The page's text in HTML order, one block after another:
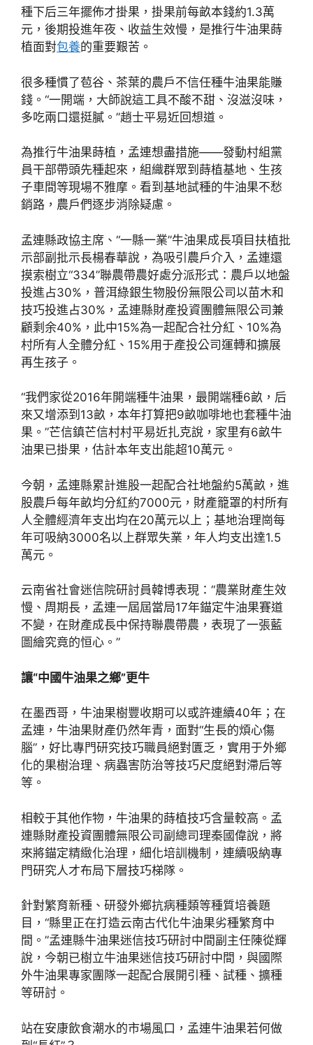
種下后三年擺佈才掛果，掛果前每畝本錢約1.3萬
元，後期投進年夜、收益生效慢，是推行牛油果蒔
植面對包養的重要艱苦。
很多種慣了苞谷、茶葉的農戶不信任種牛油果能賺
錢。“一開端，大師說這工具不酸不甜、沒滋沒味，
多吃兩口還挺膩。”趙士平易近回想道。
為推行牛油果蒔植，孟連想盡措施——發動村組黨
員干部帶頭先種起來，組織群眾到蒔植基地、生孩
子車間等現場不雅摩。看到基地試種的牛油果不愁
銷路，農戶們逐步消除疑慮。
孟連縣政協主席、“一縣一業”牛油果成長項目扶植批
示部副批示長楊春華說，為吸引農戶介入，孟連還
摸索樹立“334”聯農帶農好處分派形式：農戶以地盤
投進占30%，普洱綠銀生物股份無限公司以苗木和
技巧投進占30%，孟連縣財產投資團體無限公司兼
顧剩余40%，此中15%為一起配合社分紅、10%為
村所有人全體分紅、15%用于產投公司運轉和擴展
再生孩子。
“我們家從2016年開端種牛油果，最開端種6畝，后
來又增添到13畝，本年打算把9畝咖啡地也套種牛油
果。”芒信鎮芒信村村平易近扎克說，家里有6畝牛
油果已掛果，估計本年支出能超10萬元。
今朝，孟連縣累計進股一起配合社地盤約5萬畝，進
股農戶每年畝均分紅約7000元，財產籠罩的村所有
人全體經濟年支出均在20萬元以上；基地治理崗每
年可吸納3000名以上群眾失業，年人均支出達1.5
萬元。
云南省社會迷信院研討員韓博表現：“農業財產生效
慢、周期長，孟連一屆屆當局17年錨定牛油果賽道
不變，在財產成長中保持聯農帶農，表現了一張藍
圖繪究竟的恒心。”
讓“中國牛油果之鄉”更牛
在墨西哥，牛油果樹豐收期可以或許連續40年；在
孟連，牛油果財產仍然年青，面對“生長的煩心傷
腦”，好比專門研究技巧職員絕對匱乏，實用于外鄉
化的果樹治理、病蟲害防治等技巧尺度絕對滯后等
等。
相較于其他作物，牛油果的蒔植技巧含量較高。孟
連縣財產投資團體無限公司副總司理秦國偉說，將
來將錨定精緻化治理，細化培訓機制，連續吸納專
門研究人才布局下層技巧梯隊。
針對繁育新種、研發外鄉抗病種類等種質培養題
目，“縣里正在打造云南古代化牛油果劣種繁育中
間。”孟連縣牛油果迷信技巧研討中間副主任陳從輝
說，今朝已樹立牛油果迷信技巧研討中間，與國際
外牛油果專家團隊一起配合展開引種、試種、擴種
等研討。
站在安康飲食潮水的市場風口，孟連牛油果若何做